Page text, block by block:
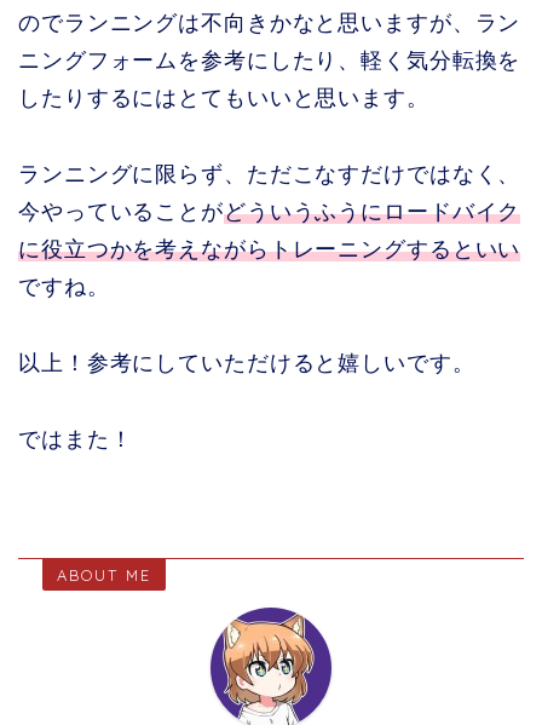
のでランニングは不向きかなと思いますが、ラン
ニングフォームを参考にしたり、軽く気分転換を
したりするにはとてもいいと思います。
ランニングに限らず、ただこなすだけではなく、
今やっていることがどういうふうにロードバイク
に役立つかを考えながらトレーニングするといい
ですね。
以上！参考にしていただけると嬉しいです。
ではまた！
ABOUT ME